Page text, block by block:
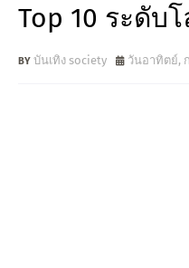
Top 10 ระดับ
บันเทิง society วันอาทิตย์,